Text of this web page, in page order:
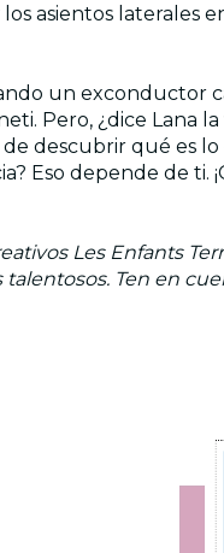
asientos laterales
un exconductor
Pero, ¿dice Lana
descubrir qué es
Eso depende de ti.
Les Enfants
Ten en